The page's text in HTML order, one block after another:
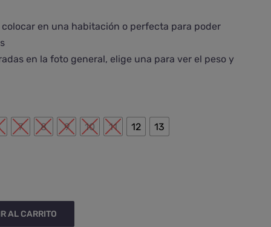
colocar en una habitación o perfecta para poder
en la foto general, elige una para ver el peso y
7 8 9 10 11 12 13
AL CARRITO